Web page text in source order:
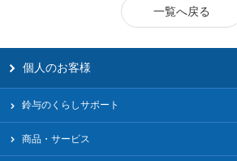
一覧へ戻る
個人のお客様
鈴与のくらしサポート
商品・サービス